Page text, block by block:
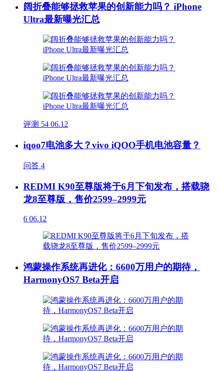
阔折叠能够拯救苹果的创新能力吗？ iPhone
Ultra最新曝光汇总
评测 54 06.12
iqoo7电池多大？vivo iQOO手机电池容量？
问答 4
REDMI K90至尊版将于6月下旬发布，搭载骁
龙8至尊版，售价2599–2999元
6 06.12
鸿蒙操作系统再进化：6600万用户的期待，
HarmonyOS7 Beta开启